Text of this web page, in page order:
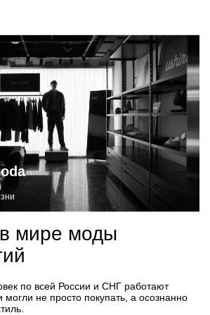
мире моды
по всей России и СНГ работают
не просто покупать, а осознанно